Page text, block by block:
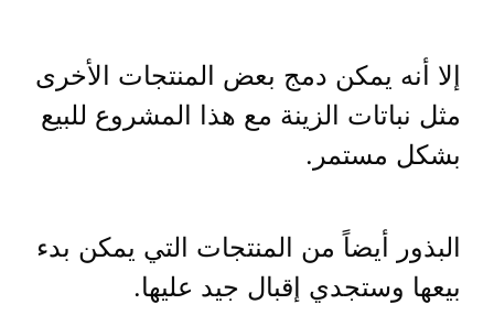
إلا أنه يمكن دمج بعض المنتجات الأخرى
مثل نباتات الزينة مع هذا المشروع للبيع
بشكل مستمر.
البذور أيضاً من المنتجات التي يمكن بدء
بيعها وستجدي إقبال جيد عليها.